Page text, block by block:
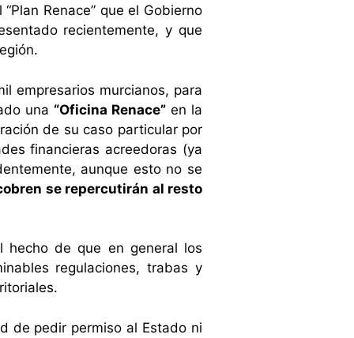
Renace” que el Gobierno
recientemente, y que
empresarios murcianos, para
una “Oficina Renace” en la
de su caso particular por
financieras acreedoras (ya
aunque esto no se
se repercutirán al resto
hecho de que en general los
regulaciones, trabas y
de pedir permiso al Estado ni